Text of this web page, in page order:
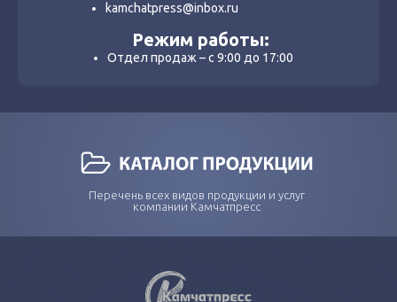
kamchatpress@inbox.ru
Отдел продаж – с 9:00 до 17:00
Режим работы:
Перечень всех видов продукции и услуг
компании Камчатпресс